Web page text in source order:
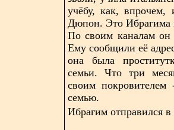
учёбу, как, впрочем,
Дюпон. Это Ибрагима
По своим каналам он
Ему сообщили её
она была
семьи. Что три
своим покровителем
семью.
Ибрагим отправился